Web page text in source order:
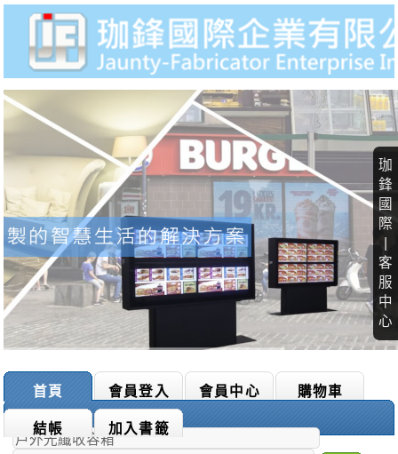
珈
鋒
國
際
客
服
中
心
首頁 會員登入 會員中心 購物車
結帳 加入書籤
商品搜尋：